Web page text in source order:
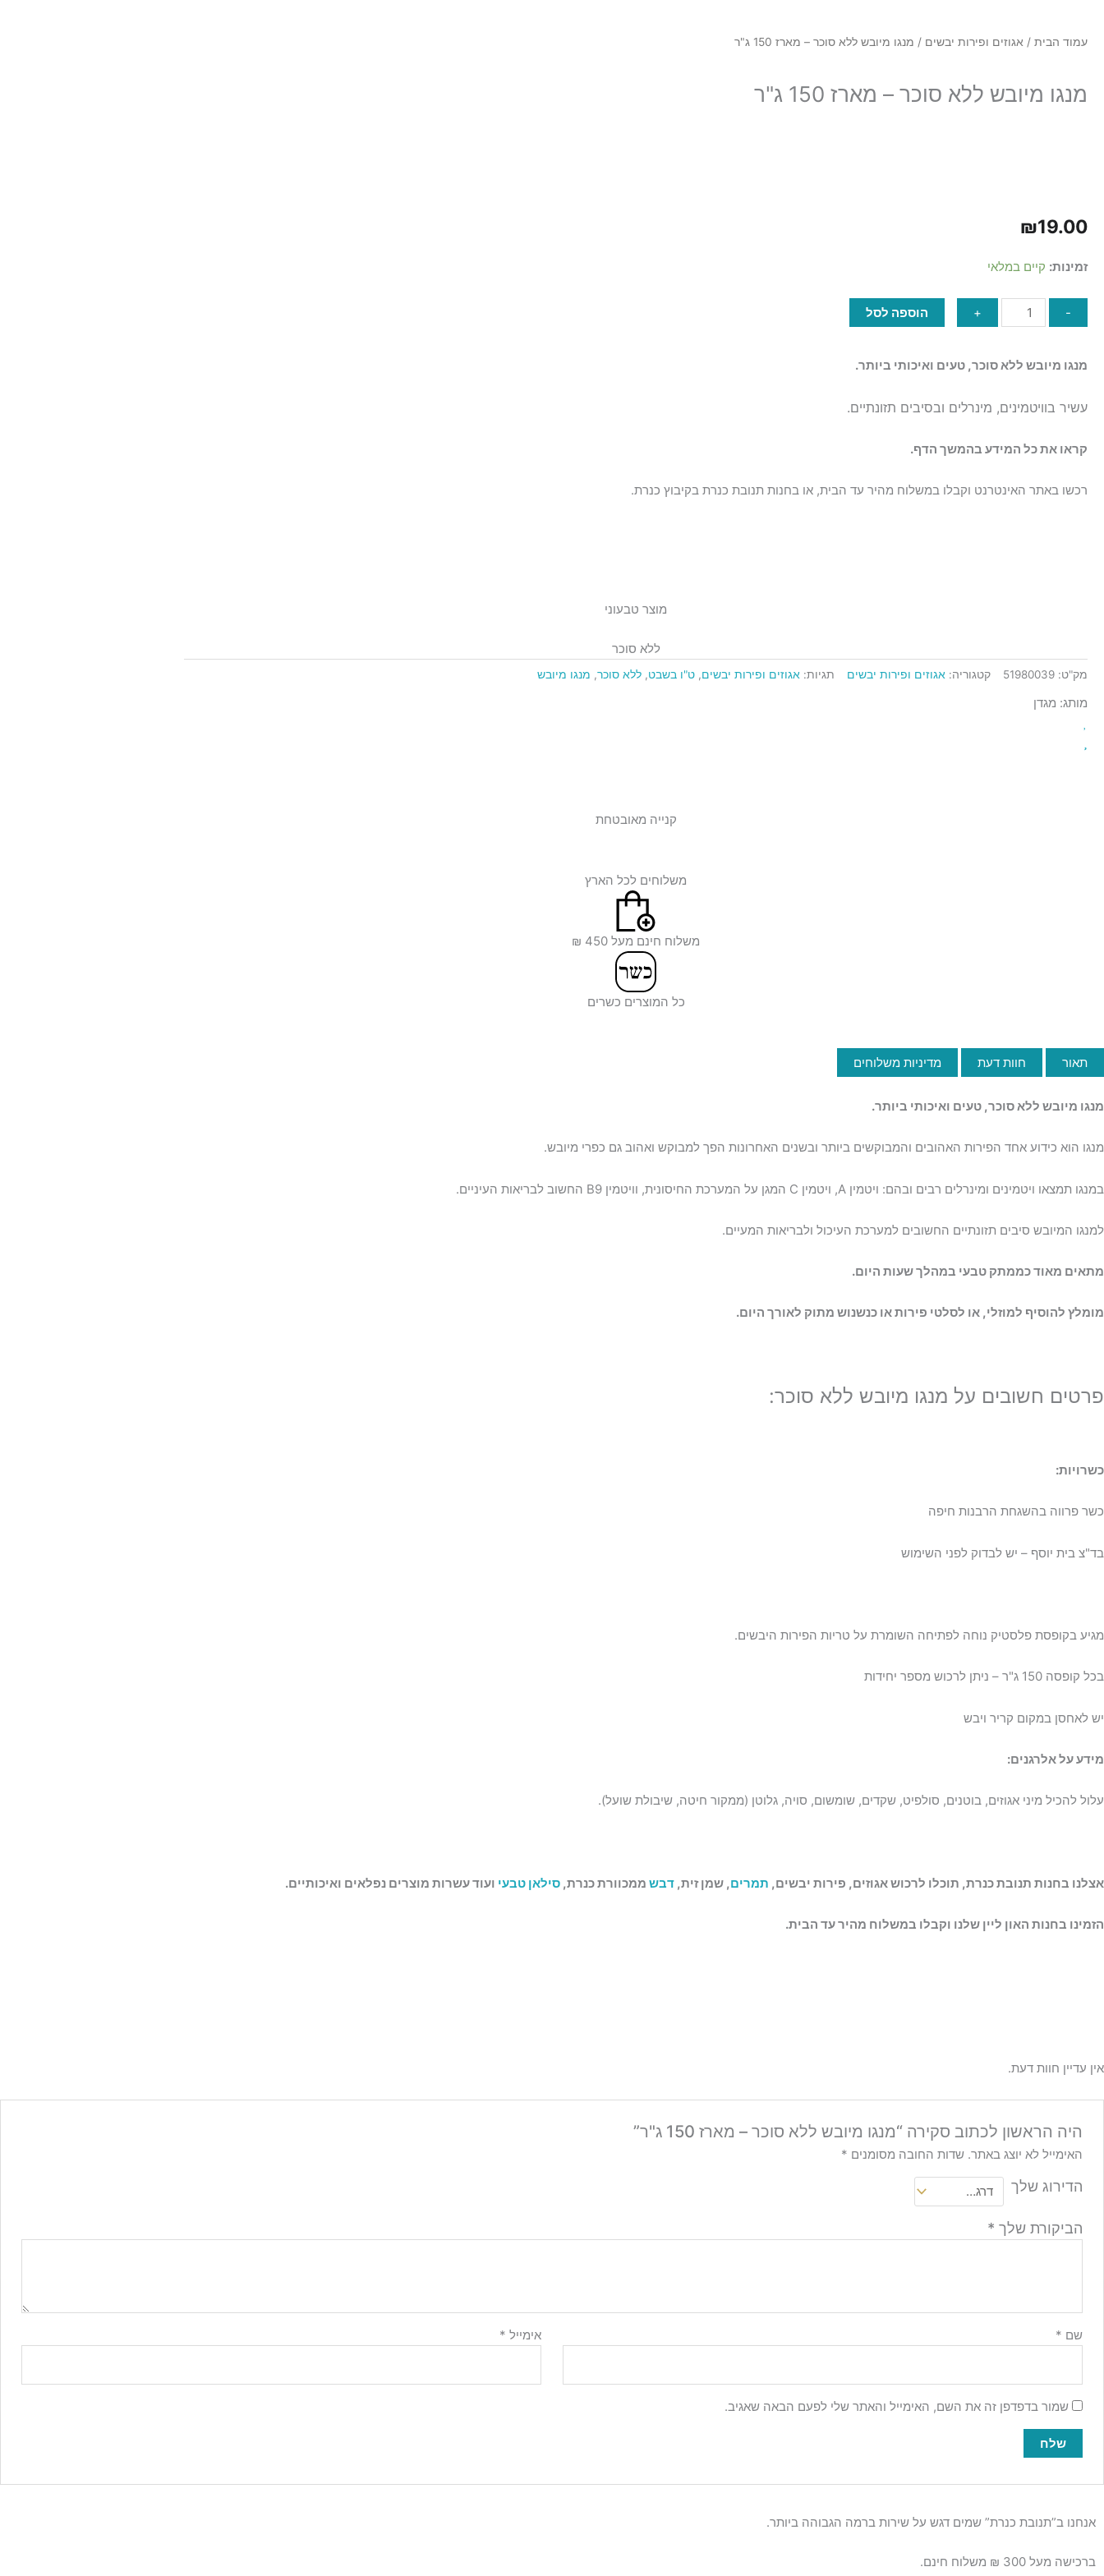
עמוד הבית / אגוזים ופירות יבשים / מנגו מיובש ללא סוכר – מארז 150 ג"ר
מנגו מיובש ללא סוכר – מארז 150 ג"ר
₪19.00
זמינות: קיים במלאי
-
כמות
מנגו
מיובש
סוכר
מארז
ג"ר
+ הוספה לסל
מנגו מיובש ללא סוכר, טעים ואיכותי ביותר.
עשיר בוויטמינים, מינרלים ובסיבים תזונתיים.
קראו את כל המידע בהמשך הדף.
רכשו באתר האינטרנט וקבלו במשלוח מהיר עד הבית, או בחנות תנובת כנרת בקיבוץ כנרת.
מוצר טבעוני
ללא סוכר
מק"ט: 51980039 קטגוריה: אגוזים ופירות יבשים תגיות: אגוזים ופירות יבשים, ט"ו בשבט, ללא סוכר, מנגו מיובש
מותג: מגדן
קנייה מאובטחת
משלוחים לכל הארץ
משלוח חינם מעל 450 ₪
כל המוצרים כשרים
תאור חוות דעת מדיניות משלוחים
מנגו מיובש ללא סוכר, טעים ואיכותי ביותר.
מנגו הוא כידוע אחד הפירות האהובים והמבוקשים ביותר ובשנים האחרונות הפך למבוקש ואהוב גם כפרי מיובש.
במנגו תמצאו ויטמינים ומינרלים רבים ובהם: ויטמין A, ויטמין C המגן על המערכת החיסונית, וויטמין B9 החשוב לבריאות העיניים.
למנגו המיובש סיבים תזונתיים החשובים למערכת העיכול ולבריאות המעיים.
מתאים מאוד כממתק טבעי במהלך שעות היום.
מומלץ להוסיף למוזלי, או לסלטי פירות או כנשנוש מתוק לאורך היום.
פרטים חשובים על מנגו מיובש ללא סוכר:
כשרויות:
כשר פרווה בהשגחת הרבנות חיפה
בד"צ בית יוסף – יש לבדוק לפני השימוש
מגיע בקופסת פלסטיק נוחה לפתיחה השומרת על טריות הפירות היבשים.
בכל קופסה 150 ג"ר – ניתן לרכוש מספר יחידות
יש לאחסן במקום קריר ויבש
מידע על אלרגנים:
עלול להכיל מיני אגוזים, בוטנים, סולפיט, שקדים, שומשום, סויה, גלוטן (ממקור חיטה, שיבולת שועל).
אצלנו בחנות תנובת כנרת, תוכלו לרכוש אגוזים, פירות יבשים, תמרים, שמן זית, דבש ממכוורת כנרת, סילאן טבעי ועוד עשרות מוצרים נפלאים ואיכותיים.
הזמינו בחנות האון ליין שלנו וקבלו במשלוח מהיר עד הבית.
אין עדיין חוות דעת.
היה הראשון לכתוב סקירה “מנגו מיובש ללא סוכר – מארז 150 ג"ר”
האימייל לא יוצג באתר. שדות החובה מסומנים *
הדירוג שלך
הביקורת שלך *
שם * אימייל *
שמור בדפדפן זה את השם, האימייל והאתר שלי לפעם הבאה שאגיב.
אנחנו ב”תנובת כנרת” שמים דגש על שירות ברמה הגבוהה ביותר.
ברכישה מעל 300 ₪ משלוח חינם.